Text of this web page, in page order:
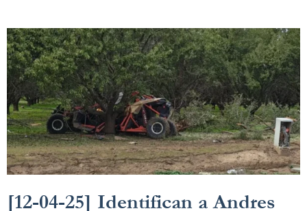
[12-04-25] Identifican a Andres